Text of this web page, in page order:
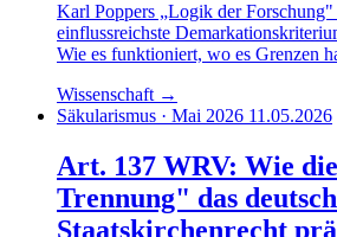
Karl Poppers „Logik der
einflussreichste
Wie es funktioniert, wo es Grenzen
Wissenschaft →
Säkularismus · Mai 2026 11.05.2026
Art. 137 WRV: Wie
Trennung" das
Staatskirchenrecht